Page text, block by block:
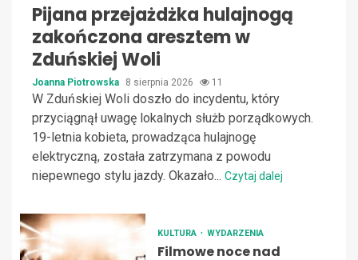
Pijana przejażdżka hulajnogą
zakończona aresztem w
Zduńskiej Woli
Joanna Piotrowska 8 sierpnia 2026 11
W Zduńskiej Woli doszło do incydentu, który
przyciągnął uwagę lokalnych służb porządkowych.
19-letnia kobieta, prowadząca hulajnogę
elektryczną, została zatrzymana z powodu
niepewnego stylu jazdy. Okazało... Czytaj dalej
KULTURA WYDARZENIA
Filmowe noce nad